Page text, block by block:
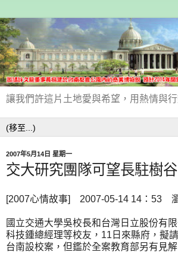
讓我們許這片土地愛與希望，用熱情與
2007年5月14日 星期一
交大研究團隊可望長駐樹
[2007心情故事] 2007-05-14 14：53
國立交通大學吳校長和台灣日立股份有
科技鍾總經理等校友，11日來縣府，擬
台南設校案，但鑑於全案教育部另有見